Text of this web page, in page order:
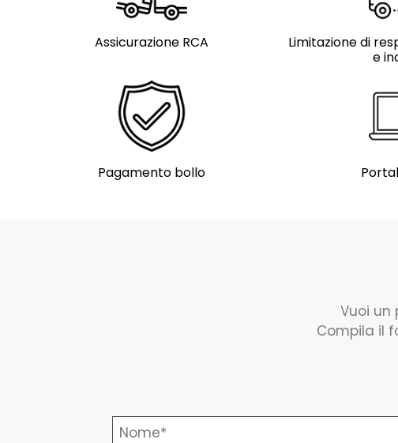
Assicurazione RCA
Limitazione di
e
Pagamento bollo
Vuoi un
Compila il